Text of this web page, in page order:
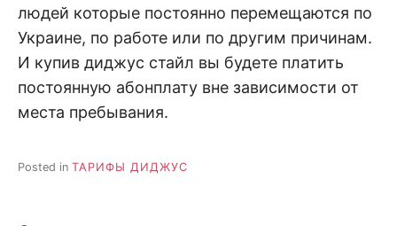
людей которые постоянно перемещаются по
Украине, по работе или по другим причинам.
И купив диджус стайл вы будете платить
постоянную абонплату вне зависимости от
места пребывания.
Posted in ТАРИФЫ ДИДЖУС